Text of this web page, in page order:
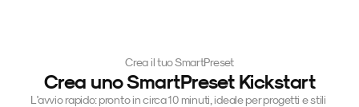
Crea il tuo SmartPreset
Crea uno SmartPreset Kickstart
L'avvio rapido: pronto in circa 10 minuti, ideale per progetti e stili